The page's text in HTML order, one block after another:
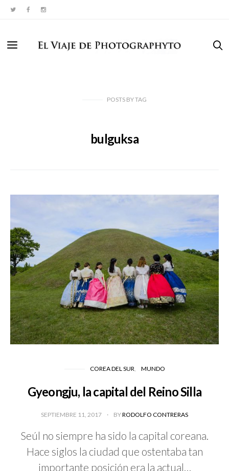
POSTS BYTAG
bulguksa
COREA DEL SUR MUNDO
Gyeongju, la capital del Reino Silla
SEPTIEMBRE 11, 2017 BYRODOLFO CONTRERAS
Seúl no siempre ha sido la capital coreana.
Hace siglos la ciudad que ostentaba tan
importante posición era la actual…